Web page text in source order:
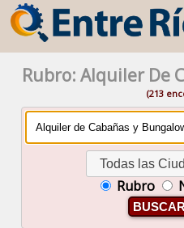
Rubro: Alquiler De
(213
Todas las
Rubro